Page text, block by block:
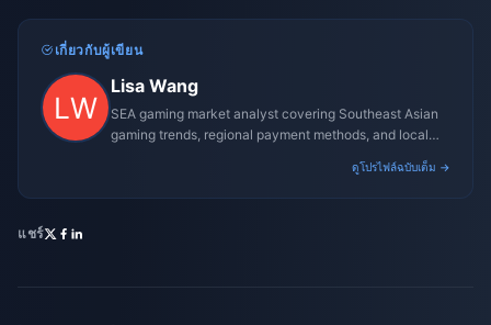
เกี่ยวกับผู้เขียน
Lisa Wang
SEA gaming market analyst covering Southeast Asian
gaming trends, regional payment methods, and local
ดูโปรไฟล์ฉบับเต็ม →
แชร์